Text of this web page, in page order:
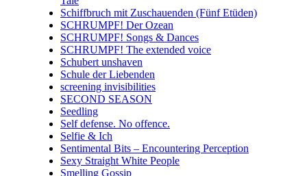
Schiffbruch mit Zuschauenden (Fünf Etüden)
SCHRUMPF! Der Ozean
SCHRUMPF! Songs & Dances
SCHRUMPF! The extended voice
Schubert unshaven
Schule der Liebenden
screening invisibilities
SECOND SEASON
Seedling
Self defense. No offence.
Selfie & Ich
Sentimental Bits – Encountering Perception
Sexy Straight White People
Smelling Gossip